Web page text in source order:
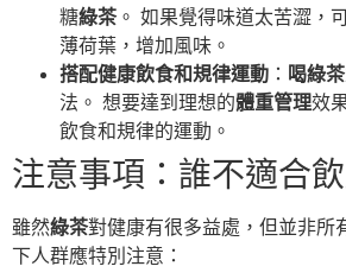
糖綠茶。 如果覺得味道太苦澀，
薄荷葉，增加風味。
搭配健康飲食和規律運動 ： 喝綠茶
法。 想要達到理想的體重管理效
飲食和規律的運動。
注意事項：誰不適合
雖然綠茶對健康有很多益處，但並非所
下人群應特別注意：